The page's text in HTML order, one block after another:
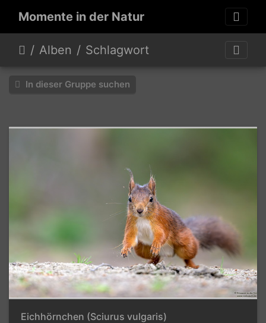
Momente in der Natur
Alben Schlagwort
In dieser Gruppe suchen
Eichhörnchen (Sciurus vulgaris)